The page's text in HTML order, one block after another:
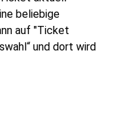
beliebige
auf "Ticket
und dort wird